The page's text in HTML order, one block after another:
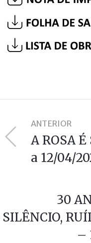
ANTERIOR
A ROSA
a 12/04/
30
SILÊNCIO,
–